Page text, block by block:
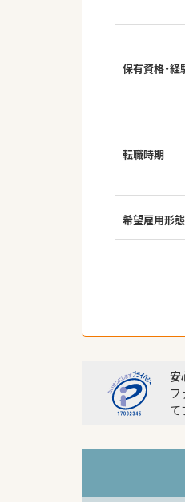
保有資格・経
転職時期
希望雇用形態
安
フ
て